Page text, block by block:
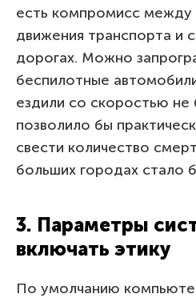
есть компромисс между
движения транспорта и
дорогах. Можно
беспилотные
ездили со скоростью
позволило бы
свести количество
больших городах стало
3. Параметры
включать этику
По умолчанию